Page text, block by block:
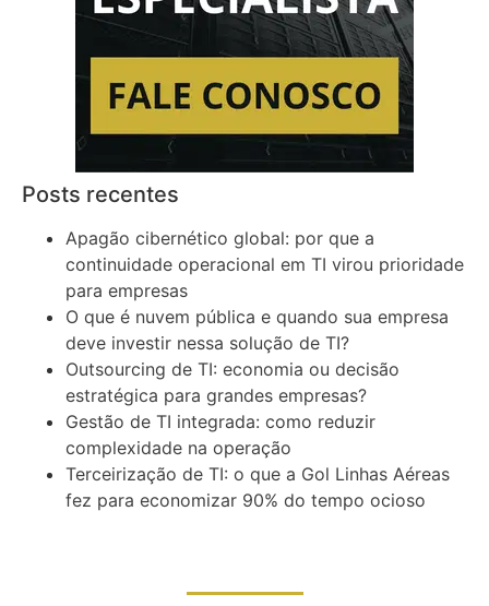
Posts recentes
Apagão cibernético global: por que a
continuidade operacional em TI virou prioridade
para empresas
O que é nuvem pública e quando sua empresa
deve investir nessa solução de TI?
Outsourcing de TI: economia ou decisão
estratégica para grandes empresas?
Gestão de TI integrada: como reduzir
complexidade na operação
Terceirização de TI: o que a Gol Linhas Aéreas
fez para economizar 90% do tempo ocioso